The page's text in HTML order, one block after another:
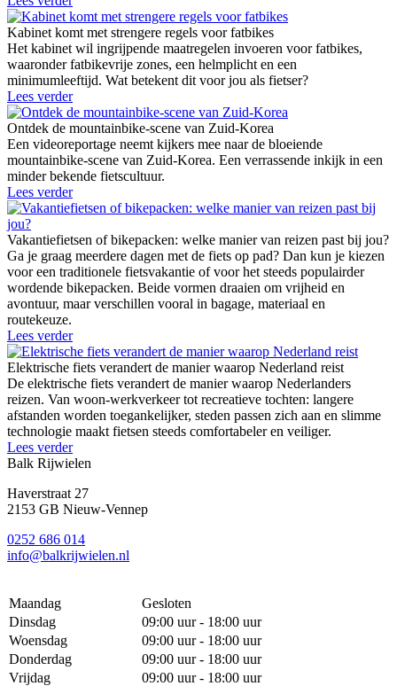
Kabinet komt met strengere regels voor fatbikes
Het kabinet wil ingrijpende maatregelen invoeren voor fatbikes,
waaronder fatbikevrije zones, een helmplicht en een
minimumleeftijd. Wat betekent dit voor jou als fietser?
Lees verder
Ontdek de mountainbike-scene van Zuid-Korea
Een videoreportage neemt kijkers mee naar de bloeiende
mountainbike-scene van Zuid-Korea. Een verrassende inkijk in een
minder bekende fietscultuur.
Lees verder
Vakantiefietsen of bikepacken: welke manier van reizen past bij jou?
Ga je graag meerdere dagen met de fiets op pad? Dan kun je kiezen
voor een traditionele fietsvakantie of voor het steeds populairder
wordende bikepacken. Beide vormen draaien om vrijheid en
avontuur, maar verschillen vooral in bagage, materiaal en
routekeuze.
Lees verder
Elektrische fiets verandert de manier waarop Nederland reist
De elektrische fiets verandert de manier waarop Nederlanders
reizen. Van woon-werkverkeer tot recreatieve tochten: langere
afstanden worden toegankelijker, steden passen zich aan en slimme
technologie maakt fietsen steeds comfortabeler en veiliger.
Lees verder
Balk Rijwielen
Haverstraat 27
2153 GB Nieuw-Vennep
0252 686 014
info@balkrijwielen.nl
Maandag
Gesloten
Dinsdag
09:00 uur - 18:00 uur
Woensdag
09:00 uur - 18:00 uur
Donderdag
09:00 uur - 18:00 uur
Vrijdag
09:00 uur - 18:00 uur